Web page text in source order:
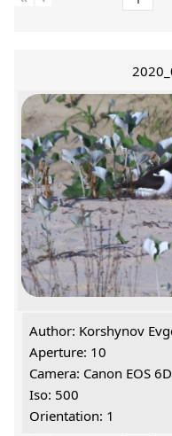
Author: Korshynov
Aperture: 10
Camera: Canon EOS 6D
Iso: 500
Orientation: 1